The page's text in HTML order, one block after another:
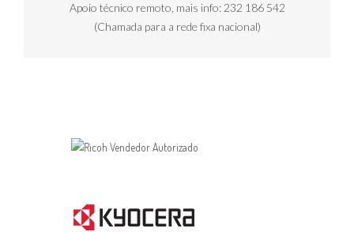
Apoio técnico remoto, mais info: 232 186 542
(Chamada para a rede fixa nacional)